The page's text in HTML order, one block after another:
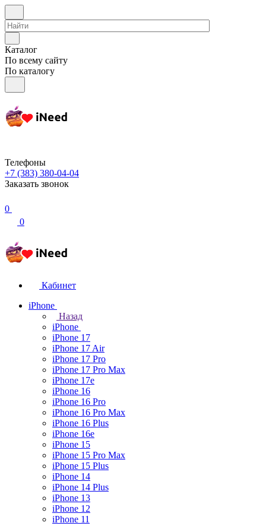
Каталог
По всему сайту
По каталогу
Телефоны
+7 (383) 380-04-04
Заказать звонок
0
0
Кабинет
iPhone
Назад
iPhone
iPhone 17
iPhone 17 Air
iPhone 17 Pro
iPhone 17 Pro Max
iPhone 17e
iPhone 16
iPhone 16 Pro
iPhone 16 Pro Max
iPhone 16 Plus
iPhone 16e
iPhone 15
iPhone 15 Pro Max
iPhone 15 Plus
iPhone 14
iPhone 14 Plus
iPhone 13
iPhone 12
iPhone 11